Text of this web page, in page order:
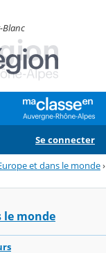
Blanc
Se connecter
et dans le monde›
le monde